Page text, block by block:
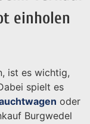
einholen
ist es wichtig,
spielt es
oder
Burgwedel